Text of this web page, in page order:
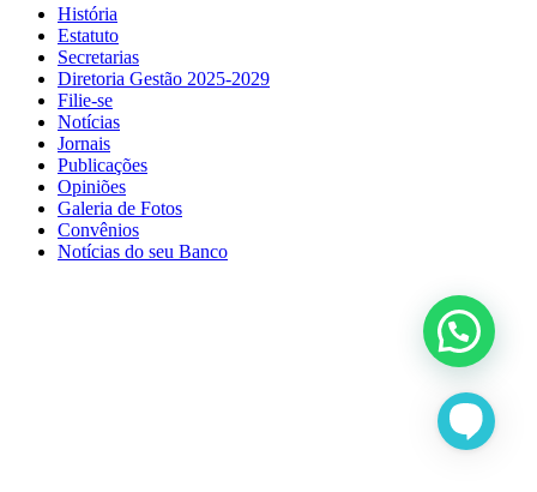
História
Estatuto
Secretarias
Diretoria Gestão 2025-2029
Filie-se
Notícias
Jornais
Publicações
Opiniões
Galeria de Fotos
Convênios
Notícias do seu Banco